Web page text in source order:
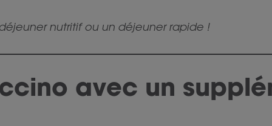
nutritif ou un déjeuner rapide !
avec un